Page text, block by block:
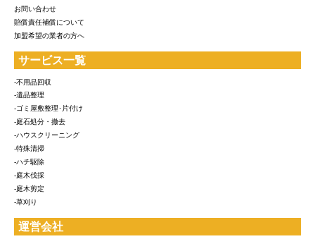
お問い合わせ
賠償責任補償について
加盟希望の業者の方へ
サービス一覧
-不用品回収
-遺品整理
-ゴミ屋敷整理･片付け
-庭石処分・撤去
-ハウスクリーニング
-特殊清掃
-ハチ駆除
-庭木伐採
-庭木剪定
-草刈り
運営会社